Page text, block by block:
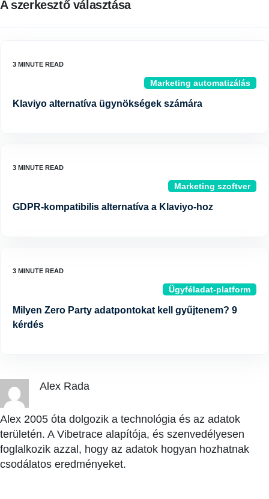
A szerkesztő választása
Marketing automatizálás
Klaviyo alternatíva ügynökségek számára
Marketing szoftver
GDPR-kompatibilis alternatíva a Klaviyo-hoz
Ügyféladat-platform
Milyen Zero Party adatpontokat kell gyűjtenem? 9
kérdés
Alex Rada
Alex 2005 óta dolgozik a technológia és az adatok
területén. A Vibetrace alapítója, és szenvedélyesen
foglalkozik azzal, hogy az adatok hogyan hozhatnak
csodálatos eredményeket.